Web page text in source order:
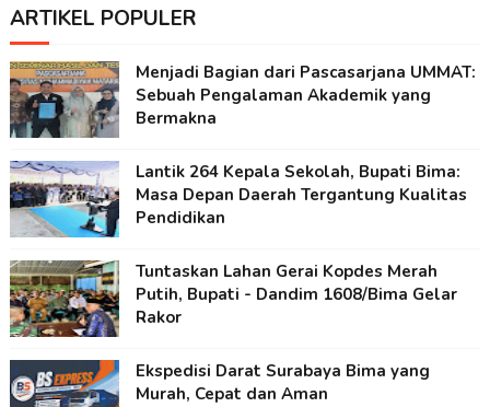
ARTIKEL POPULER
Menjadi Bagian dari Pascasarjana UMMAT:
Sebuah Pengalaman Akademik yang
Bermakna
Lantik 264 Kepala Sekolah, Bupati Bima:
Masa Depan Daerah Tergantung Kualitas
Pendidikan
Tuntaskan Lahan Gerai Kopdes Merah
Putih, Bupati - Dandim 1608/Bima Gelar
Rakor
Ekspedisi Darat Surabaya Bima yang
Murah, Cepat dan Aman